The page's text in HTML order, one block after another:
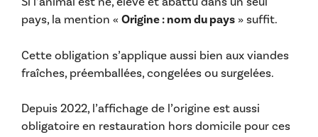
pays, la mention « Origine : nom du pays » suffit.
Cette obligation s’applique aussi bien aux viandes
fraîches, préemballées, congelées ou surgelées.
Depuis 2022, l’affichage de l’origine est aussi
obligatoire en restauration hors domicile pour ces